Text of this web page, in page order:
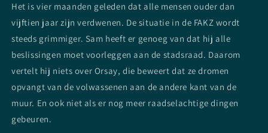
Het is vier maanden geleden dat alle mensen ouder dan
vijftien jaar zijn verdwenen. De situatie in de FAKZ wordt
steeds grimmiger. Sam heeft er genoeg van dat hij alle
beslissingen moet voorleggen aan de stadsraad. Daarom
vertelt hij niets over Orsay, die beweert dat ze dromen
opvangt van de volwassenen aan de andere kant van de
muur. En ook niet als er nog meer raadselachtige dingen
gebeuren.